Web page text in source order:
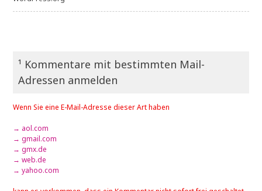
¹ Kommentare mit bestimmten Mail-
Adressen anmelden
Wenn Sie eine E-Mail-Adresse dieser Art haben
→ aol.com
→ gmail.com
→ gmx.de
→ web.de
→ yahoo.com